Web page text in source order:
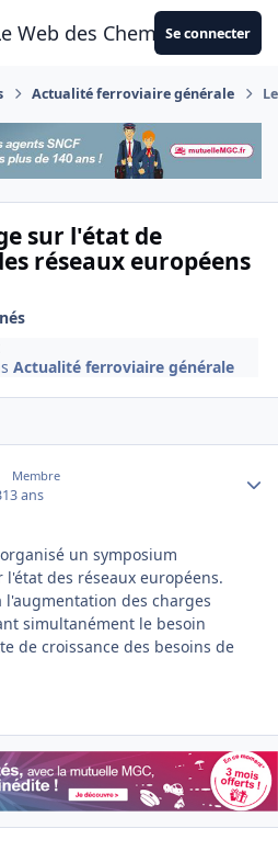
Web des CheminotsSe connecter
Actualité ferroviaire générale
sur l'état de
réseaux européens
Actualité ferroviaire générale
Membre
13 ans
un symposium
des réseaux européens.
des charges
simultanément le besoin
de croissance des besoins de